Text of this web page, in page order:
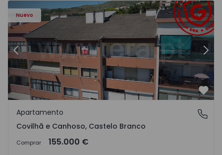
Nuevo
- 18
Apartamento T2 Covilhã, Covilhã e Canhoso - 1497806 -
Anterior
Covilhã e Canhoso, Castelo Branco
Apartamento
Covilhã e Canhoso, Castelo Branco
Comprar 155.000 €